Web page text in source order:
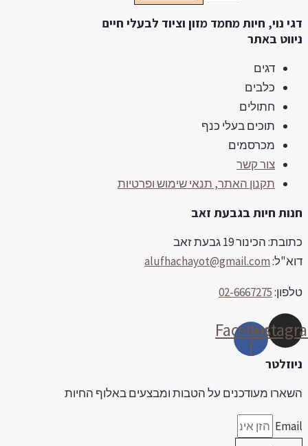
נוי, חיות מחמד מזון וציוד לבעלי חיים
באתר
דגים
כלבים
חתולים
תוכים בעלי כנף
מכרסמים
צור קשר
תקנון האתר, תנאי שימוש ופרטיות
חיות בגבעת זאב
הכינור 19 גבעת זאב
alufhachayot@gmail.com
02-6667275
Facebook-
f
מעודכנים על הטבות ומבצעים באלוף החיות